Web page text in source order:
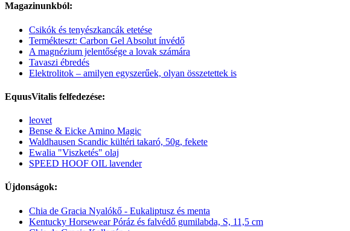
Magazinunkból:
Csikók és tenyészkancák etetése
Termékteszt: Carbon Gel Absolut ínvédő
A magnézium jelentősége a lovak számára
Tavaszi ébredés
Elektrolitok – amilyen egyszerűek, olyan összetettek is
EquusVitalis felfedezése:
leovet
Bense & Eicke Amino Magic
Waldhausen Scandic kültéri takaró, 50g, fekete
Ewalia "Viszketés" olaj
SPEED HOOF OIL lavender
Újdonságok:
Chia de Gracia Nyalókő - Eukaliptusz és menta
Kentucky Horsewear Póráz és falvédő gumilabda, S, 11,5 cm